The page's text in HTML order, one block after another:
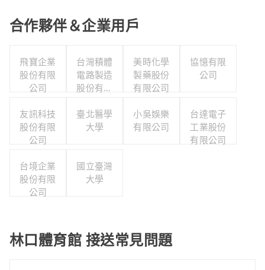
合作夥伴＆企業用戶
飛寶企業
股份有限
公司
台灣積體
電路製造
股份有限
美時化學
製藥股份
有限公司
協憶有限
公司
友訊科技
股份有限
公司
臺北醫學
大學
小吳娛樂
有限公司
台達電子
工業股份
有限公司
台境企業
股份有限
公司
國立臺灣
大學
林口體育館 接送常見問題